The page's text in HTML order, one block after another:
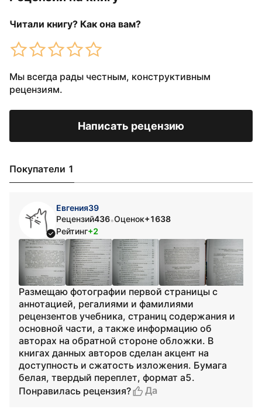
Читали книгу? Как она вам?
Мы всегда рады честным, конструктивным
рецензиям.
Написать рецензию
Покупатели 1
Евгения39
Рецензий436•Оценок+1638
Рейтинг+2
Размещаю фотографии первой страницы с
аннотацией, регалиями и фамилиями
рецензентов учебника, страниц содержания и
основной части, а также информацию об
авторах на обратной стороне обложки. В
книгах данных авторов сделан акцент на
доступность и сжатость изложения. Бумага
белая, твердый переплет, формат а5.
Понравилась рецензия?
Да